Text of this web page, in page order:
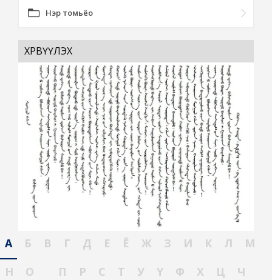
Нэр томьёо
ХӨРВҮҮЛЭХ
А Б В Г Д Е Ё Ж З И К Л
М
Н
О П Р С Т У Ү Ф Х Ц
Ч